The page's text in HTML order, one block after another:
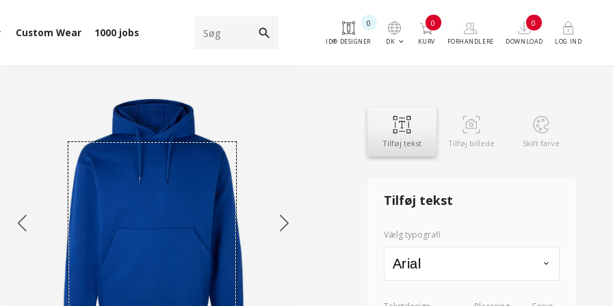
Custom Wear 1000 jobs
ID® DESIGNER
0
DK keyboard_arrow_down KURV
0
FORHANDLERE DOWNLOAD
0
LOG IND
search
Tilføj tekst Tilføj billede Skift farve
Tilføj tekst
Vælg typografi
Arial keyboard_arrow_down